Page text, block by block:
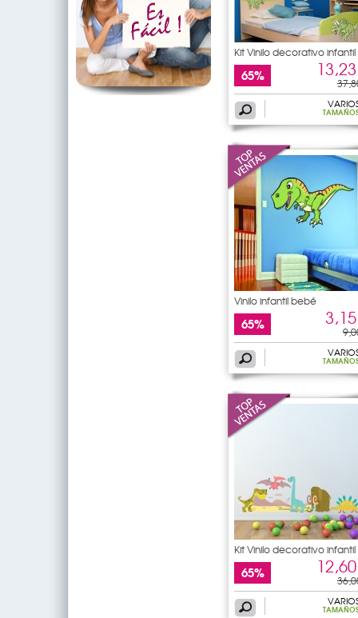
Kit Vinilo decorativo infantil
65%
Vinilo infantil bebé
65%
Kit Vinilo decorativo infantil
65%